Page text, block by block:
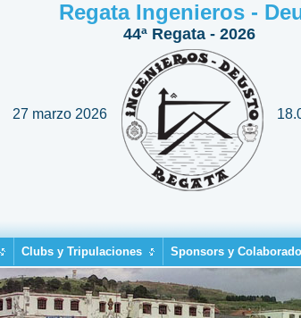
Regata Ingenieros -
44ª Regata - 2026
27 marzo 2026
Clubs y Tripulaciones Sponsors y